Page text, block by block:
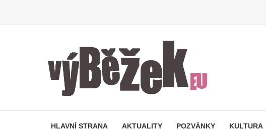
HLAVNÍ STRANA AKTUALITY POZVÁNKY KULTURA